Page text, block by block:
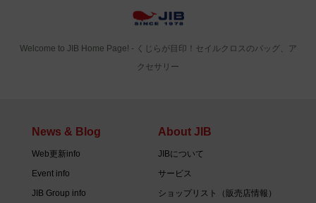
Welcome to JIB Home Page! ‐ くじらが目印！セイルクロスのバッグ、ア
クセサリー
News & Blog
Web更新info
Event info
JIB Group info
About JIB
JIBについて
サービス
ショップリスト（販売店情報）